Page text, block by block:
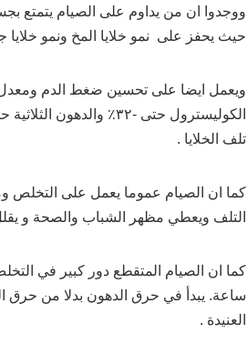
ووجدوا ان من يداوم على الصيام يتمتع
حيث يحفز على نمو خلايا المخ ونمو خلايا
ويعمل ايضا على تحسين ضغط الدم
تلف الخلايا .
كما ان الصيام عموما يعمل على التخلص
التلف ويعطي مظهر الشباب والصحة و
ساعة. يبدأ في حرق الدهون بدلا من حرق
العنيدة .